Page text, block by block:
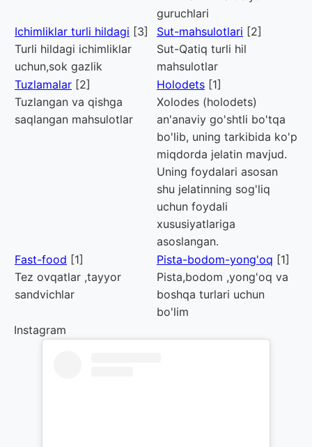
guruchlari
Ichimliklar turli hildagi [3]
Turli hildagi ichimliklar
uchun,sok gazlik
Sut-mahsulotlari [2]
Sut-Qatiq turli hil
mahsulotlar
Tuzlamalar [2]
Tuzlangan va qishga
saqlangan mahsulotlar
Holodets [1]
Xolodes (holodets)
an'anaviy go'shtli bo'tqa
bo'lib, uning tarkibida ko'p
miqdorda jelatin mavjud.
Uning foydalari asosan
shu jelatinning sog'liq
uchun foydali
xususiyatlariga
asoslangan.
Fast-food [1]
Tez ovqatlar ,tayyor
sandvichlar
Pista-bodom-yong'oq [1]
Pista,bodom ,yong'oq va
boshqa turlari uchun
bo'lim
Instagram